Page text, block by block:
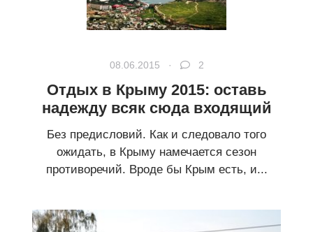
08.06.2015 · 2
Отдых в Крыму 2015: оставь
надежду всяк сюда входящий
Без предисловий. Как и следовало того
ожидать, в Крыму намечается сезон
противоречий. Вроде бы Крым есть, и...